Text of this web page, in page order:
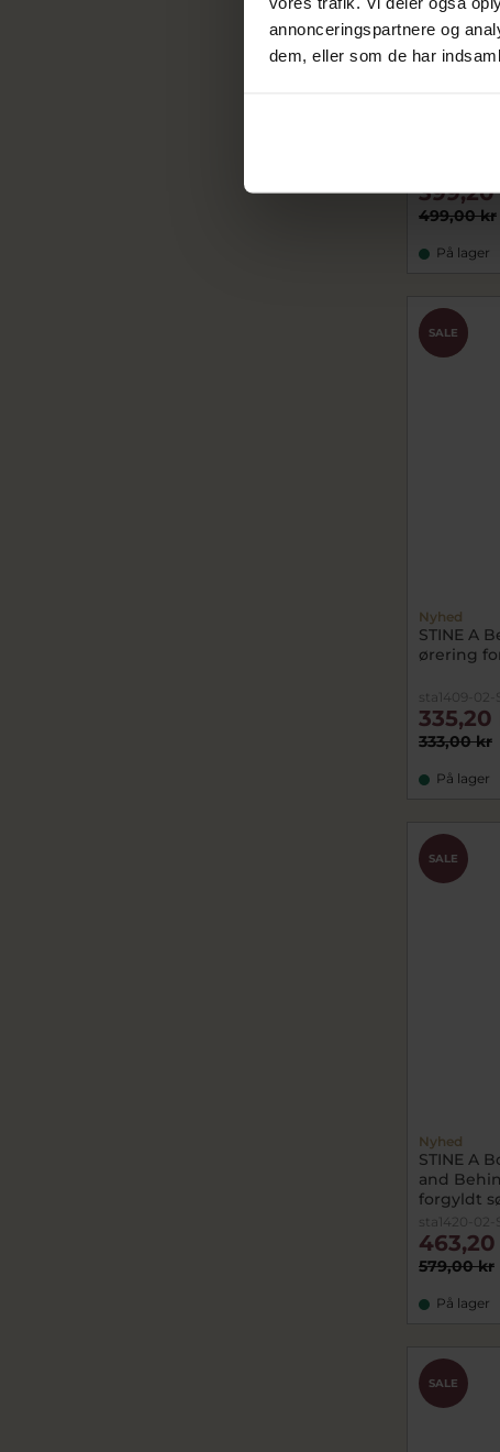
annonceringspartnere og
dem, eller som de har
STINE A
499,00 kr
På lager
CHOK
PRIS
SALE
Nyhed
STINE A
ørering
sta1409-02-S
333,00 kr
335,20
På lager
SALE
Nyhed
STINE A
and
forgyldt
sta1420-02-S
579,00 kr
På lager
SALE